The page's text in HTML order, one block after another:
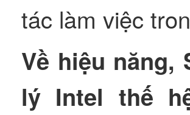
tác làm việc
Về hiệu
lý Intel thế